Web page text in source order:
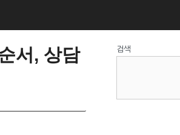
서, 상담
검색